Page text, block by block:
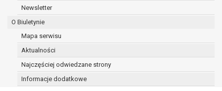
Newsletter
O Biuletynie
Mapa serwisu
Aktualności
Najczęściej odwiedzane strony
Informacje dodatkowe
prawo do przenoszenia danych na
łącznie spełnione są następujące przesłanki:
przetwarzanie danych odbywa się na
podstawie umowy zawartej z osobą,